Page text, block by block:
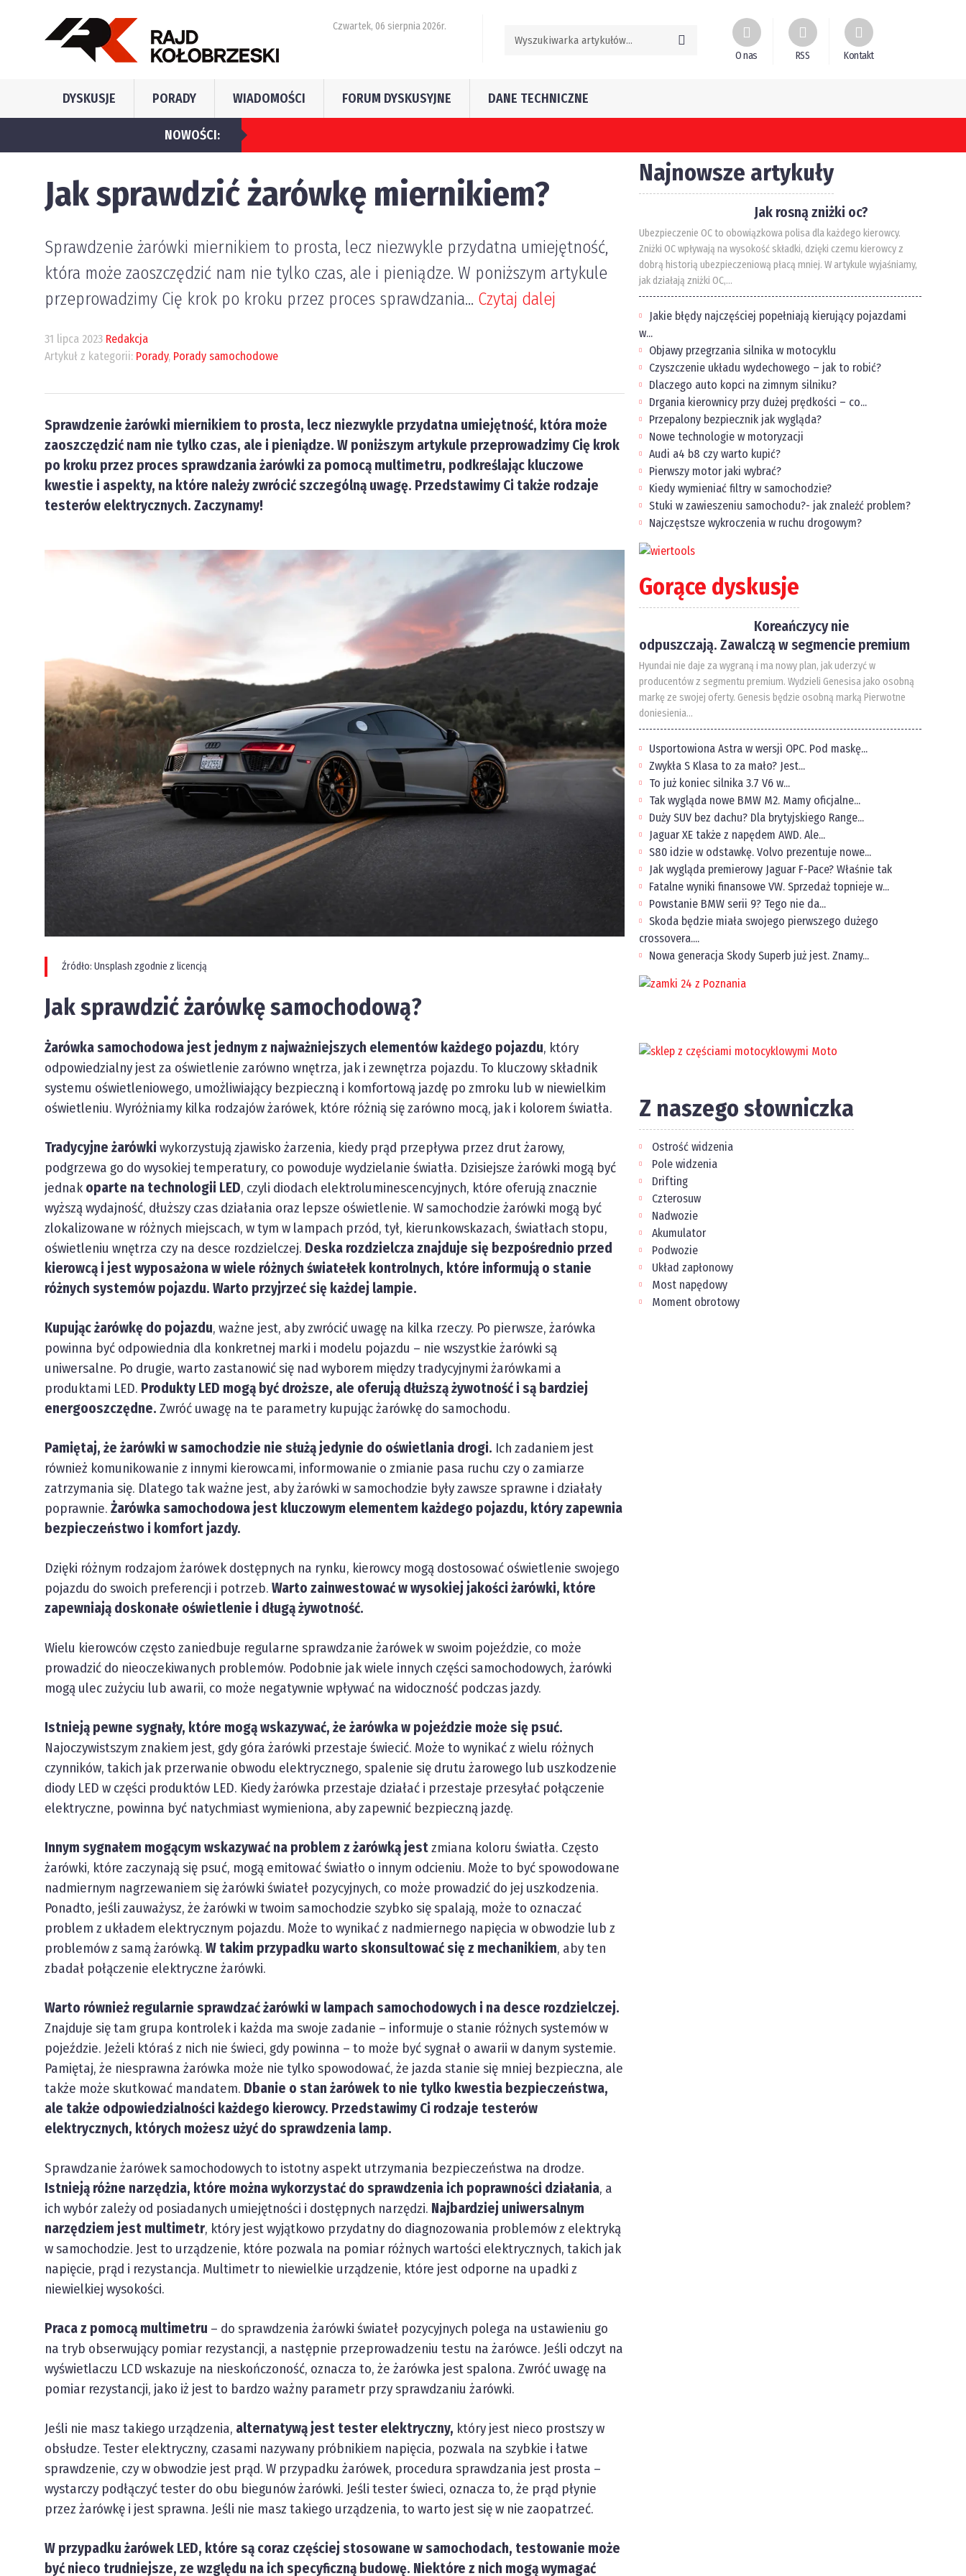
Czwartek, 06 sierpnia 2026r.
O nas RSS Kontakt
DYSKUSJE PORADY WIADOMOŚCI FORUM DYSKUSYJNE DANE TECHNICZNE
NOWOŚCI: Jakie błędy najczęściej popełniają kierujący pojazdami w Polsce?
Jak sprawdzić żarówkę miernikiem?
Sprawdzenie żarówki miernikiem to prosta, lecz niezwykle przydatna umiejętność,
która może zaoszczędzić nam nie tylko czas, ale i pieniądze. W poniższym artykule
przeprowadzimy Cię krok po kroku przez proces sprawdzania... Czytaj dalej
31 lipca 2023 Redakcja
Artykuł z kategorii: Porady, Porady samochodowe
Sprawdzenie żarówki miernikiem to prosta, lecz niezwykle przydatna umiejętność, która może
zaoszczędzić nam nie tylko czas, ale i pieniądze. W poniższym artykule przeprowadzimy Cię krok
po kroku przez proces sprawdzania żarówki za pomocą multimetru, podkreślając kluczowe
kwestie i aspekty, na które należy zwrócić szczególną uwagę. Przedstawimy Ci także rodzaje
testerów elektrycznych. Zaczynamy!
Źródło: Unsplash zgodnie z licencją
Jak sprawdzić żarówkę samochodową?
Żarówka samochodowa jest jednym z najważniejszych elementów każdego pojazdu, który
odpowiedzialny jest za oświetlenie zarówno wnętrza, jak i zewnętrza pojazdu. To kluczowy składnik
systemu oświetleniowego, umożliwiający bezpieczną i komfortową jazdę po zmroku lub w niewielkim
oświetleniu. Wyróżniamy kilka rodzajów żarówek, które różnią się zarówno mocą, jak i kolorem światła.
Tradycyjne żarówki wykorzystują zjawisko żarzenia, kiedy prąd przepływa przez drut żarowy,
podgrzewa go do wysokiej temperatury, co powoduje wydzielanie światła. Dzisiejsze żarówki mogą być
jednak oparte na technologii LED, czyli diodach elektroluminescencyjnych, które oferują znacznie
wyższą wydajność, dłuższy czas działania oraz lepsze oświetlenie. W samochodzie żarówki mogą być
zlokalizowane w różnych miejscach, w tym w lampach przód, tył, kierunkowskazach, światłach stopu,
oświetleniu wnętrza czy na desce rozdzielczej. Deska rozdzielcza znajduje się bezpośrednio przed
kierowcą i jest wyposażona w wiele różnych światełek kontrolnych, które informują o stanie
różnych systemów pojazdu. Warto przyjrzeć się każdej lampie.
Kupując żarówkę do pojazdu, ważne jest, aby zwrócić uwagę na kilka rzeczy. Po pierwsze, żarówka
powinna być odpowiednia dla konkretnej marki i modelu pojazdu – nie wszystkie żarówki są
uniwersalne. Po drugie, warto zastanowić się nad wyborem między tradycyjnymi żarówkami a
produktami LED. Produkty LED mogą być droższe, ale oferują dłuższą żywotność i są bardziej
energooszczędne. Zwróć uwagę na te parametry kupując żarówkę do samochodu.
Pamiętaj, że żarówki w samochodzie nie służą jedynie do oświetlania drogi. Ich zadaniem jest
również komunikowanie z innymi kierowcami, informowanie o zmianie pasa ruchu czy o zamiarze
zatrzymania się. Dlatego tak ważne jest, aby żarówki w samochodzie były zawsze sprawne i działały
poprawnie. Żarówka samochodowa jest kluczowym elementem każdego pojazdu, który zapewnia
bezpieczeństwo i komfort jazdy.
Dzięki różnym rodzajom żarówek dostępnych na rynku, kierowcy mogą dostosować oświetlenie swojego
pojazdu do swoich preferencji i potrzeb. Warto zainwestować w wysokiej jakości żarówki, które
zapewniają doskonałe oświetlenie i długą żywotność.
Wielu kierowców często zaniedbuje regularne sprawdzanie żarówek w swoim pojeździe, co może
prowadzić do nieoczekiwanych problemów. Podobnie jak wiele innych części samochodowych, żarówki
mogą ulec zużyciu lub awarii, co może negatywnie wpływać na widoczność podczas jazdy.
Istnieją pewne sygnały, które mogą wskazywać, że żarówka w pojeździe może się psuć.
Najoczywistszym znakiem jest, gdy góra żarówki przestaje świecić. Może to wynikać z wielu różnych
czynników, takich jak przerwanie obwodu elektrycznego, spalenie się drutu żarowego lub uszkodzenie
diody LED w części produktów LED. Kiedy żarówka przestaje działać i przestaje przesyłać połączenie
elektryczne, powinna być natychmiast wymieniona, aby zapewnić bezpieczną jazdę.
Innym sygnałem mogącym wskazywać na problem z żarówką jestzmiana koloru światła. Często
żarówki, które zaczynają się psuć, mogą emitować światło o innym odcieniu. Może to być spowodowane
nadmiernym nagrzewaniem się żarówki świateł pozycyjnych, co może prowadzić do jej uszkodzenia.
Ponadto, jeśli zauważysz, że żarówki w twoim samochodzie szybko się spalają, może to oznaczać
problem z układem elektrycznym pojazdu. Może to wynikać z nadmiernego napięcia w obwodzie lub z
problemów z samą żarówką. W takim przypadku warto skonsultować się z mechanikiem, aby ten
zbadał połączenie elektryczne żarówki.
Warto również regularnie sprawdzać żarówki w lampach samochodowych i na desce rozdzielczej.
Znajduje się tam grupa kontrolek i każda ma swoje zadanie – informuje o stanie różnych systemów w
pojeździe. Jeżeli któraś z nich nie świeci, gdy powinna – to może być sygnał o awarii w danym systemie.
Pamiętaj, że niesprawna żarówka może nie tylko spowodować, że jazda stanie się mniej bezpieczna, ale
także może skutkować mandatem. Dbanie o stan żarówek to nie tylko kwestia bezpieczeństwa,
ale także odpowiedzialności każdego kierowcy. Przedstawimy Ci rodzaje testerów
elektrycznych, których możesz użyć do sprawdzenia lamp.
Sprawdzanie żarówek samochodowych to istotny aspekt utrzymania bezpieczeństwa na drodze.
Istnieją różne narzędzia, które można wykorzystać do sprawdzenia ich poprawności działania, a
ich wybór zależy od posiadanych umiejętności i dostępnych narzędzi. Najbardziej uniwersalnym
narzędziem jest multimetr, który jest wyjątkowo przydatny do diagnozowania problemów z elektryką
w samochodzie. Jest to urządzenie, które pozwala na pomiar różnych wartości elektrycznych, takich jak
napięcie, prąd i rezystancja. Multimetr to niewielkie urządzenie, które jest odporne na upadki z
niewielkiej wysokości.
Praca z pomocą multimetru – do sprawdzenia żarówki świateł pozycyjnych polega na ustawieniu go
na tryb obserwujący pomiar rezystancji, a następnie przeprowadzeniu testu na żarówce. Jeśli odczyt na
wyświetlaczu LCD wskazuje na nieskończoność, oznacza to, że żarówka jest spalona. Zwróć uwagę na
pomiar rezystancji, jako iż jest to bardzo ważny parametr przy sprawdzaniu żarówki.
Jeśli nie masz takiego urządzenia, alternatywą jest tester elektryczny, który jest nieco prostszy w
obsłudze. Tester elektryczny, czasami nazywany próbnikiem napięcia, pozwala na szybkie i łatwe
sprawdzenie, czy w obwodzie jest prąd. W przypadku żarówek, procedura sprawdzania jest prosta –
wystarczy podłączyć tester do obu biegunów żarówki. Jeśli tester świeci, oznacza to, że prąd płynie
przez żarówkę i jest sprawna. Jeśli nie masz takiego urządzenia, to warto jest się w nie zaopatrzeć.
W przypadku żarówek LED, które są coraz częściej stosowane w samochodach, testowanie może
być nieco trudniejsze, ze względu na ich specyficzną budowę. Niektóre z nich mogą wymagać
Najnowsze artykuły
Jak rosną zniżki oc?
Ubezpieczenie OC to obowiązkowa polisa dla każdego kierowcy.
Zniżki OC wpływają na wysokość składki, dzięki czemu kierowcy z
dobrą historią ubezpieczeniową płacą mniej. W artykule wyjaśniamy,
jak działają zniżki OC,...
Jakie błędy najczęściej popełniają kierujący pojazdami
w...
Objawy przegrzania silnika w motocyklu
Czyszczenie układu wydechowego – jak to robić?
Dlaczego auto kopci na zimnym silniku?
Drgania kierownicy przy dużej prędkości – co...
Przepalony bezpiecznik jak wygląda?
Nowe technologie w motoryzacji
Audi a4 b8 czy warto kupić?
Pierwszy motor jaki wybrać?
Kiedy wymieniać filtry w samochodzie?
Stuki w zawieszeniu samochodu?- jak znaleźć problem?
Najczęstsze wykroczenia w ruchu drogowym?
Gorące dyskusje
Koreańczycy nie
odpuszczają. Zawalczą w segmencie premium
Hyundai nie daje za wygraną i ma nowy plan, jak uderzyć w
producentów z segmentu premium. Wydzieli Genesisa jako osobną
markę ze swojej oferty. Genesis będzie osobną marką Pierwotne
doniesienia...
Usportowiona Astra w wersji OPC. Pod maskę...
Zwykła S Klasa to za mało? Jest...
To już koniec silnika 3.7 V6 w...
Tak wygląda nowe BMW M2. Mamy oficjalne...
Duży SUV bez dachu? Dla brytyjskiego Range...
Jaguar XE także z napędem AWD. Ale...
S80 idzie w odstawkę. Volvo prezentuje nowe...
Jak wygląda premierowy Jaguar F-Pace? Właśnie tak
Fatalne wyniki finansowe VW. Sprzedaż topnieje w...
Powstanie BMW serii 9? Tego nie da...
Skoda będzie miała swojego pierwszego dużego
crossovera....
Nowa generacja Skody Superb już jest. Znamy...
Z naszego słowniczka
Ostrość widzenia
Pole widzenia
Drifting
Czterosuw
Nadwozie
Akumulator
Podwozie
Układ zapłonowy
Most napędowy
Moment obrotowy